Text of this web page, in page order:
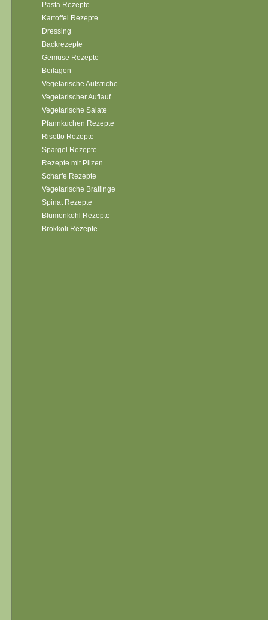
Pasta Rezepte
Kartoffel Rezepte
Dressing
Backrezepte
Gemüse Rezepte
Beilagen
Vegetarische Aufstriche
Vegetarischer Auflauf
Vegetarische Salate
Pfannkuchen Rezepte
Risotto Rezepte
Spargel Rezepte
Rezepte mit Pilzen
Scharfe Rezepte
Vegetarische Bratlinge
Spinat Rezepte
Blumenkohl Rezepte
Brokkoli Rezepte